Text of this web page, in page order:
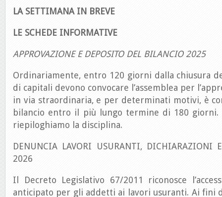
LA SETTIMANA IN BREVE
LE SCHEDE INFORMATIVE
APPROVAZIONE E DEPOSITO DEL BILANCIO 2025
Ordinariamente, entro 120 giorni dalla chiusura
di capitali devono convocare l’assemblea per
in via straordinaria, e per determinati motivi, è
bilancio entro il più lungo termine di 180 giorni.
riepiloghiamo la disciplina.
DENUNCIA LAVORI USURANTI, DICHIARAZIONI
2026
Il Decreto Legislativo 67/2011 riconosce
anticipato per gli addetti ai lavori usuranti. Ai fini